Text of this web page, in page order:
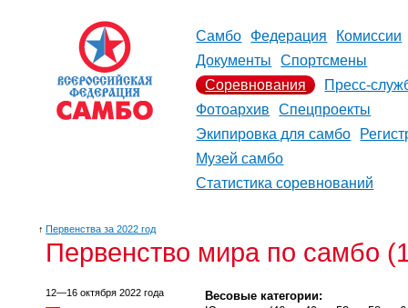
Самбо Федерация
Комиссии
Документы
Спортсмены
Соревнования
Пресс-
Фотоархив
Спецпроекты
Экипировка для самбо
Музей самбо
Статистика соревнований
↑ Первенства за 2022 год
Первенство мира по самбо
12—16 октября 2022 года
Весовые категории: